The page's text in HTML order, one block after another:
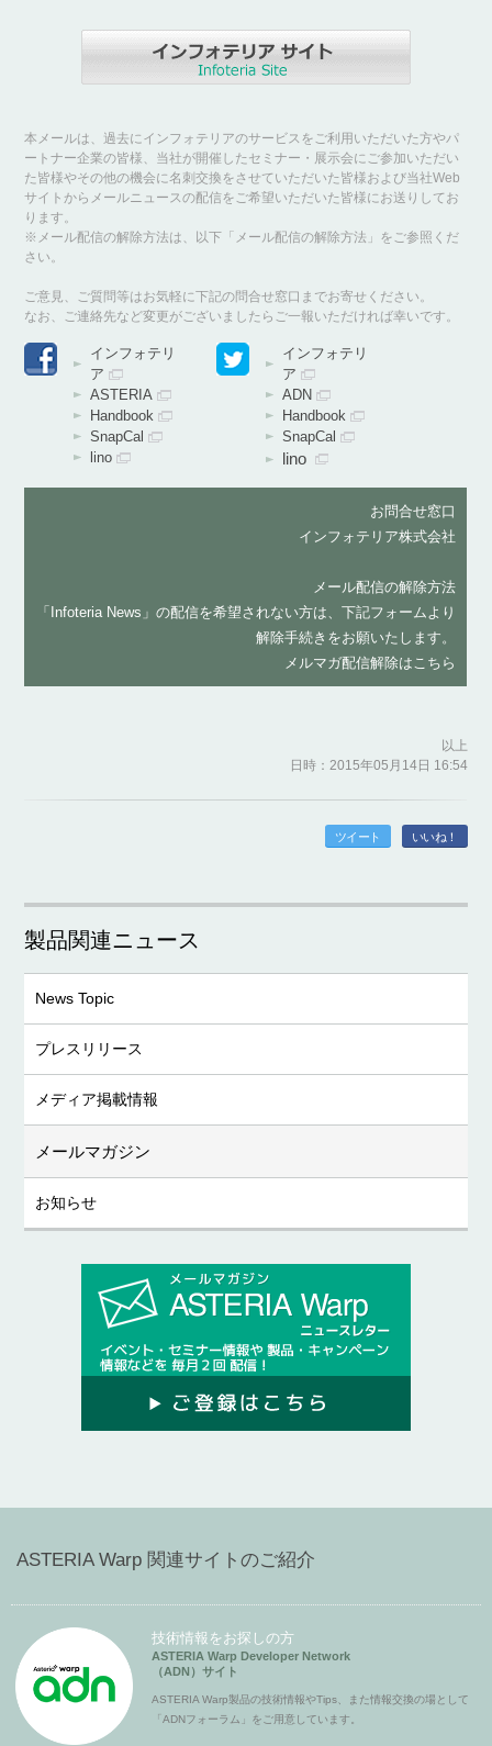
本メールは、過去にインフォテリアのサービスをご利用いただいた方やパ
ートナー企業の皆様、当社が開催したセミナー・展示会にご参加いただい
た皆様やその他の機会に名刺交換をさせていただいた皆様および当社Web
サイトからメールニュースの配信をご希望いただいた皆様にお送りしてお
ります。
※メール配信の解除方法は、以下「メール配信の解除方法」をご参照くだ
さい。
ご意見、ご質問等はお気軽に下記の問合せ窓口までお寄せください。
なお、ご連絡先など変更がございましたらご一報いただければ幸いです。
インフォテリ
ア
ASTERIA
Handbook
SnapCal
lino
インフォテリ
ア
ADN
Handbook
SnapCal
lino
お問合せ窓口
インフォテリア株式会社
メール配信の解除方法
「Infoteria News」の配信を希望されない方は、下記フォームより
解除手続きをお願いたします。
メルマガ配信解除はこちら
以上
日時：2015年05月14日 16:54
ツイート いいね！
製品関連ニュース
News Topic
プレスリリース
メディア掲載情報
メールマガジン
お知らせ
ASTERIA Warp 関連サイトのご紹介
技術情報をお探しの方
ASTERIA Warp Developer Network
（ADN）サイト
ASTERIA Warp製品の技術情報やTips、また情報交換の場として
「ADNフォーラム」をご用意しています。